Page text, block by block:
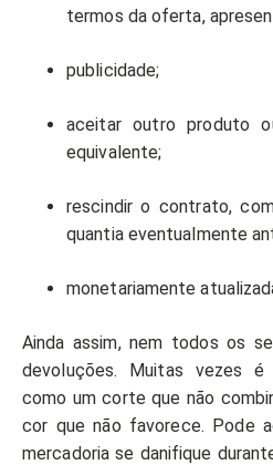
termos da oferta,
publicidade;
aceitar outro produto
equivalente;
rescindir o contrato,
quantia eventualmente
monetariamente
Ainda assim, nem todos os
devoluções. Muitas vezes é
como um corte que não
cor que não favorece. Pode
mercadoria se danifique